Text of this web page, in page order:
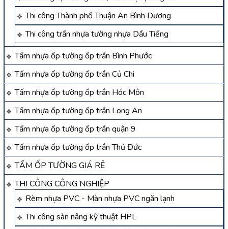
Thi công Thành phố Thuận An Bình Dương
Thi công trần nhựa tường nhựa Dầu Tiếng
Tấm nhựa ốp tường ốp trần Bình Phước
Tấm nhựa ốp tường ốp trần Củ Chi
Tấm nhựa ốp tường ốp trần Hóc Môn
Tấm nhựa ốp tường ốp trần Long An
Tấm nhựa ốp tường ốp trần quận 9
Tấm nhựa ốp tường ốp trần Thủ Đức
TẤM ỐP TƯỜNG GIÁ RẺ
THI CÔNG CÔNG NGHIỆP
Rèm nhựa PVC - Màn nhựa PVC ngăn lạnh
Thi công sàn nâng kỹ thuật HPL